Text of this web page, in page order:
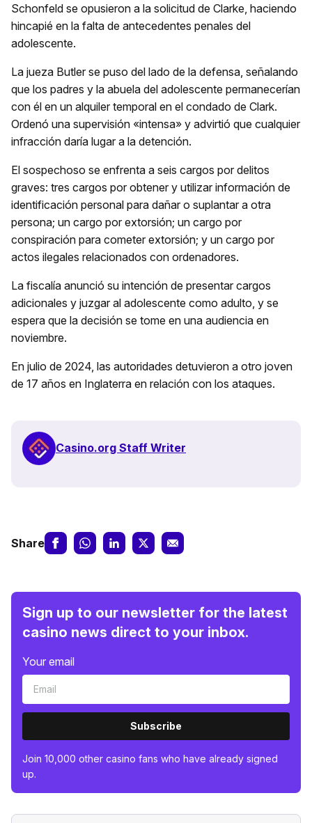
Schonfeld se opusieron a la solicitud de Clarke, haciendo
hincapié en la falta de antecedentes penales del
adolescente.
La jueza Butler se puso del lado de la defensa, señalando
que los padres y la abuela del adolescente permanecerían
con él en un alquiler temporal en el condado de Clark.
Ordenó una supervisión «intensa» y advirtió que cualquier
infracción daría lugar a la detención.
El sospechoso se enfrenta a seis cargos por delitos
graves: tres cargos por obtener y utilizar información de
identificación personal para dañar o suplantar a otra
persona; un cargo por extorsión; un cargo por
conspiración para cometer extorsión; y un cargo por
actos ilegales relacionados con ordenadores.
La fiscalía anunció su intención de presentar cargos
adicionales y juzgar al adolescente como adulto, y se
espera que la decisión se tome en una audiencia en
noviembre.
En julio de 2024, las autoridades detuvieron a otro joven
de 17 años en Inglaterra en relación con los ataques.
Casino.org Staff Writer
Share
Sign up to our newsletter for the latest
casino news direct to your inbox.
Your email
Subscribe
Join 10,000 other casino fans who have already signed
up.